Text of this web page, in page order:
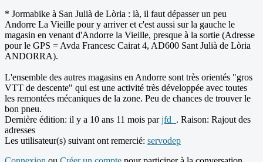
* Jormabike à San Julià de Lòria : là, il faut dépasser un peu
Andorre La Vieille pour y arriver et c'est aussi sur la gauche le
magasin en venant d'Andorre la Vieille, presque à la sortie (Adresse
pour le GPS = Avda Francesc Cairat 4, AD600 Sant Julià de Lòria
ANDORRA).
L'ensemble des autres magasins en Andorre sont très orientés "gros
VTT de descente" qui est une activité très développée avec toutes
les remontées mécaniques de la zone. Peu de chances de trouver le
bon pneu.
Dernière édition: il y a 10 ans 11 mois parjfd_ . Raison: Rajout des
adresses
Les utilisateur(s) suivant ont remercié: servodep